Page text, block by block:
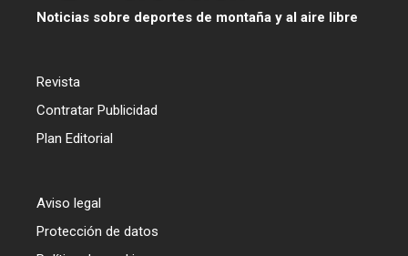
Noticias sobre deportes de montaña y al aire libre
Revista
Contratar Publicidad
Plan Editorial
Aviso legal
Protección de datos